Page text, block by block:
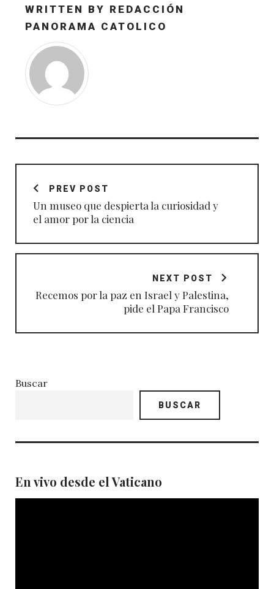
WRITTEN BY REDACCIÓN
PANORAMA CATOLICO
Navegación
entradasPREV POST
Un museo que despierta la curiosidad y
el amor por la ciencia
NEXT POST
Recemos por la paz en Israel y Palestina,
pide el Papa Francisco
Buscar
BUSCAR
En vivo desde el Vaticano